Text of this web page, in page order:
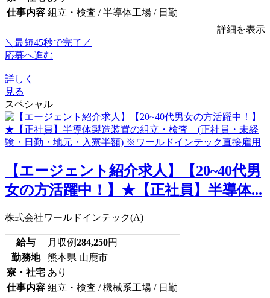
仕事内容 組立・検査 / 半導体工場 / 日勤
詳細を表示
＼最短45秒で完了／
応募へ進む
詳しく
見る
スペシャル
【エージェント紹介求人】【20~40代男
女の方活躍中！】★【正社員】半導体...
株式会社ワールドインテック(A)
給与 月収例284,250円
勤務地
熊本県 山鹿市
寮・社宅 あり
仕事内容 組立・検査 / 機械系工場 / 日勤